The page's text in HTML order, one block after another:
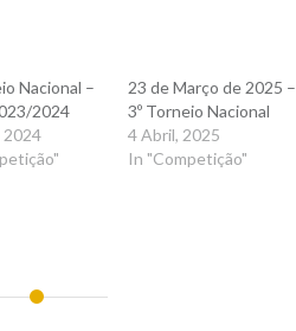
Nacional –
2024
2024
23 de Março de 2025 –
3º Torneio Nacional
4 Abril, 2025
In "Competição"